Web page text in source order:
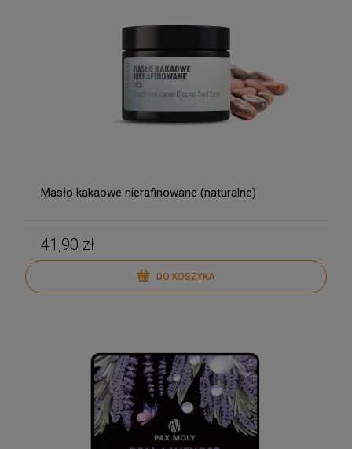
Masło kakaowe nierafinowane (naturalne)
41,90 zł
DO KOSZYKA